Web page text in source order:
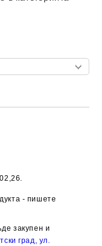
- пишете
закупен и
град, ул.